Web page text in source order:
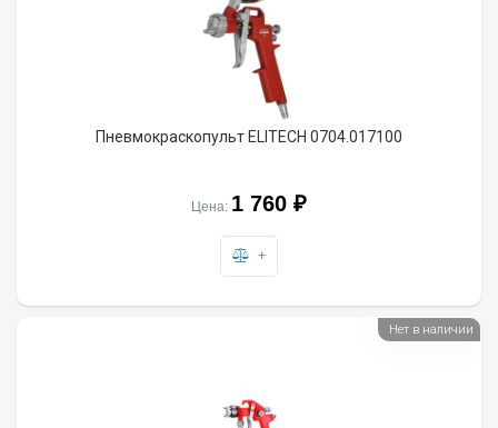
Пневмокраскопульт ELITECH 0704.017100
Цена: 1 760 ₽
+
Нет в наличии